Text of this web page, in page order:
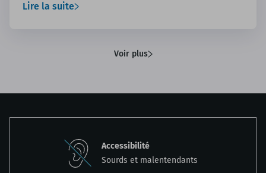
Fonction publique, on constate derrière cette
Lire la suite
Voir plus
Accessibilité
Sourds et malentendants